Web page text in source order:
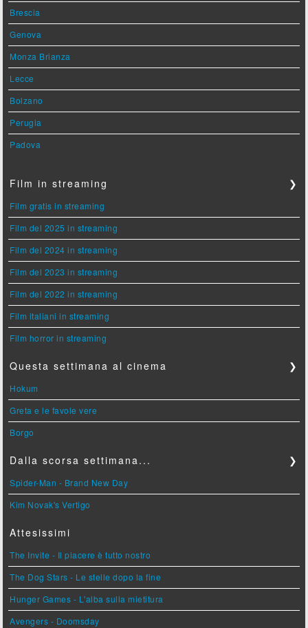
Brescia
Genova
Monza Brianza
Lecce
Bolzano
Perugia
Padova
Film in streaming ❯
Film gratis in streaming
Film del 2025 in streaming
Film del 2024 in streaming
Film del 2023 in streaming
Film del 2022 in streaming
Film italiani in streaming
Film horror in streaming
Questa settimana al cinema ❯
Hokum
Greta e le favole vere
Borgo
Dalla scorsa settimana... ❯
Spider-Man - Brand New Day
Kim Novak's Vertigo
Attesissimi
The Invite - Il piacere è tutto nostro
The Dog Stars - Le stelle dopo la fine
Hunger Games - L'alba sulla mietitura
Avengers - Doomsday